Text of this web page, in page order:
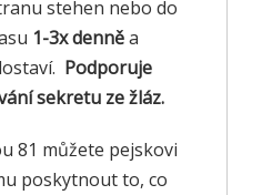
stehen nebo do
1-3x denněa
Podporuje
sekretu ze žláz.
81 můžete pejskovi
poskytnout to, co